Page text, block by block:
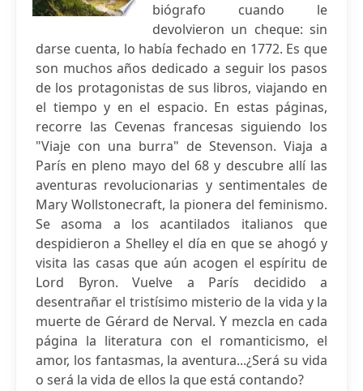
biógrafo cuando le
devolvieron un cheque: sin
darse cuenta, lo había fechado en 1772. Es que
son muchos años dedicado a seguir los pasos
de los protagonistas de sus libros, viajando en
el tiempo y en el espacio. En estas páginas,
recorre las Cevenas francesas siguiendo los
"Viaje con una burra" de Stevenson. Viaja a
París en pleno mayo del 68 y descubre allí las
aventuras revolucionarias y sentimentales de
Mary Wollstonecraft, la pionera del feminismo.
Se asoma a los acantilados italianos que
despidieron a Shelley el día en que se ahogó y
visita las casas que aún acogen el espíritu de
Lord Byron. Vuelve a París decidido a
desentrañar el tristísimo misterio de la vida y la
muerte de Gérard de Nerval. Y mezcla en cada
página la literatura con el romanticismo, el
amor, los fantasmas, la aventura...¿Será su vida
o será la vida de ellos la que está contando?